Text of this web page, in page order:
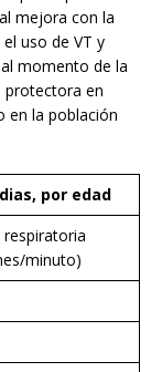
mejora con la
uso de VT y
momento de la
protectora en
en la población
por edad
respiratoria
minuto)